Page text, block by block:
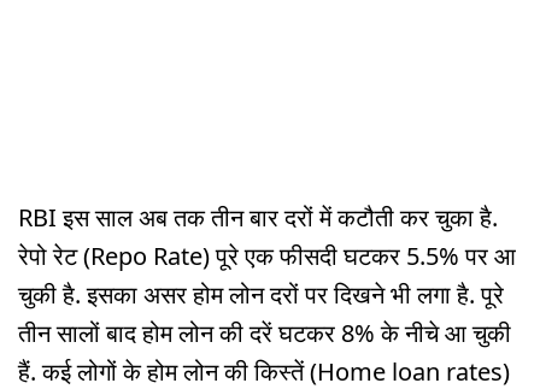
RBI इस साल अब तक तीन बार दरों में कटौती कर चुका है.
रेपो रेट (Repo Rate) पूरे एक फीसदी घटकर 5.5% पर आ
चुकी है. इसका असर होम लोन दरों पर दिखने भी लगा है. पूरे
तीन सालों बाद होम लोन की दरें घटकर 8% के नीचे आ चुकी
हैं. कई लोगों के होम लोन की किस्तें (Home loan rates)